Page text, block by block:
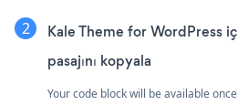
Kale Theme for WordPress
pasajını kopyala
Your code block will be available